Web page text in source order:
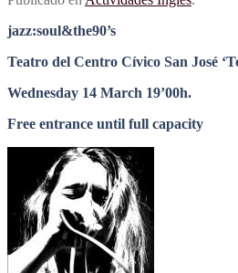
jazz:soul&the90’s
Teatro del Centro Cívico San José
Wednesday 14 March 19’00h.
Free entrance until full capacity